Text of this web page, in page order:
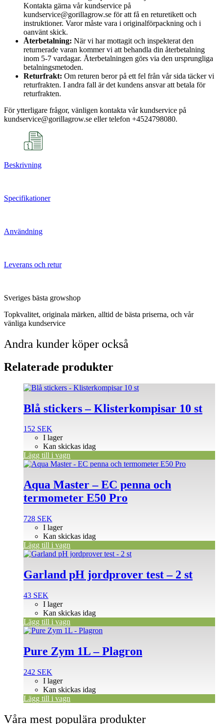
Kontakta gärna vår kundservice på
kundservice@gorillagrow.se för att få en returetikett och
instruktioner. Varor måste vara i originalförpackning och i
oanvänt skick.
Återbetalning: När vi har mottagit och inspekterat den
returnerade varan kommer vi att behandla din återbetalning
inom 5-7 vardagar. Återbetalningen görs via den ursprungliga
betalningsmetoden.
Returfrakt: Om returen beror på ett fel från vår sida täcker vi
returfrakten. I andra fall är det kundens ansvar att betala för
returfrakten.
För ytterligare frågor, vänligen kontakta vår kundservice på
kundservice@gorillagrow.se eller telefon +4524798080.
Beskrivning
Specifikationer
Användning
Leverans och retur
Sveriges bästa growshop
Topkvalitet, originala märken, alltid de bästa priserna, och vår
vänliga kundservice
Andra kunder köper också
Relaterade produkter
Blå stickers – Klisterkompisar 10 st
152 SEK
I lager
Kan skickas idag
Lägg till i vagn
Aqua Master – EC penna och
termometer E50 Pro
728 SEK
I lager
Kan skickas idag
Lägg till i vagn
Garland pH jordprover test – 2 st
43 SEK
I lager
Kan skickas idag
Lägg till i vagn
Pure Zym 1L – Plagron
242 SEK
I lager
Kan skickas idag
Lägg till i vagn
Våra mest populära produkter